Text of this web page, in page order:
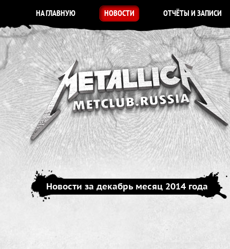
НА ГЛАВНУЮ НОВОСТИ ОТЧЁТЫ И ЗАПИСИ
Новости за декабрь месяц 2014 года